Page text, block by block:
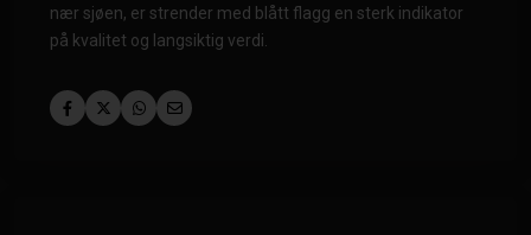
nær sjøen, er strender med blått flagg en sterk indikator
på kvalitet og langsiktig verdi.